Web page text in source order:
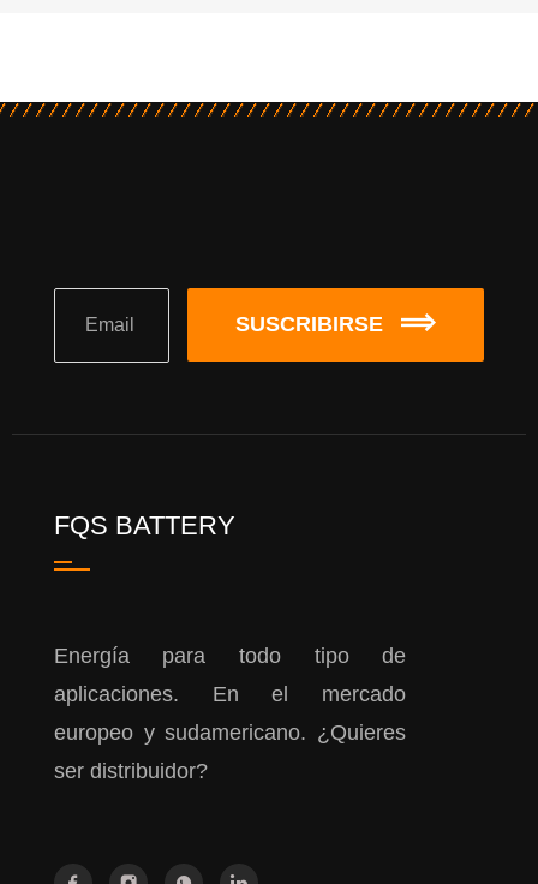
SUSCRIBIRSE
FQS BATTERY
Energía para todo tipo de
aplicaciones. En el mercado
europeo y sudamericano. ¿Quieres
ser distribuidor?